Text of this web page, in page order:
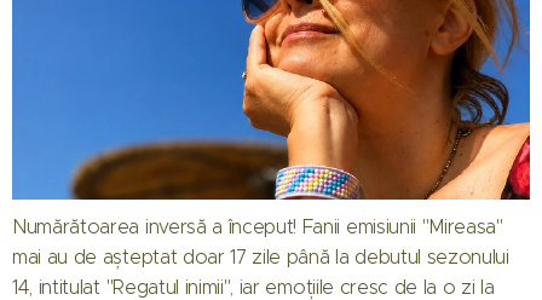
Numărătoarea inversă a început! Fanii emisiunii "Mireasa"
mai au de așteptat doar 17 zile până la debutul sezonului
14, intitulat "Regatul inimii", iar emoțiile cresc de la o zi la